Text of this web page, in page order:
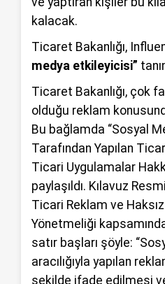
kalacak.
Ticaret Bakanlığı,
medya etkileyicisi”
Ticaret Bakanlığı, çok
olduğu reklam
Bu bağlamda “Sosyal
Tarafından Yapılan
Ticari Uygulamalar
paylaşıldı. Kılavuz
Ticari Reklam ve
Yönetmeliği
satır başları şöyle:
aracılığıyla yapılan
şekilde ifade edilmesi